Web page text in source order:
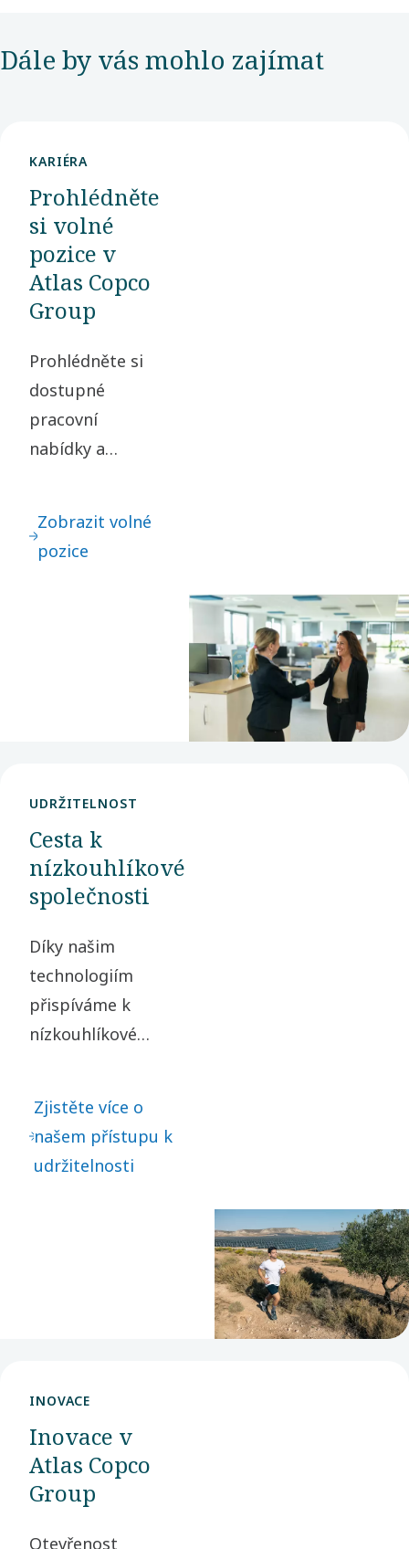
Dále by vás mohlo zajímat
KARIÉRA
Prohlédněte
si volné
pozice v
Atlas Copco
Group
Prohlédněte si
dostupné
pracovní
nabídky a
požadované
pozice. Díky
Zobrazit volné
pozice
UDRŽITELNOST
Cesta k
nízkouhlíkové
společnosti
Díky našim
technologiím
přispíváme k
nízkouhlíkové
odpovědnost za
náš dopad a
Zjistěte více o
našem přístupu k
udržitelnosti
INOVACE
Inovace v
Atlas Copco
Group
Otevřenost